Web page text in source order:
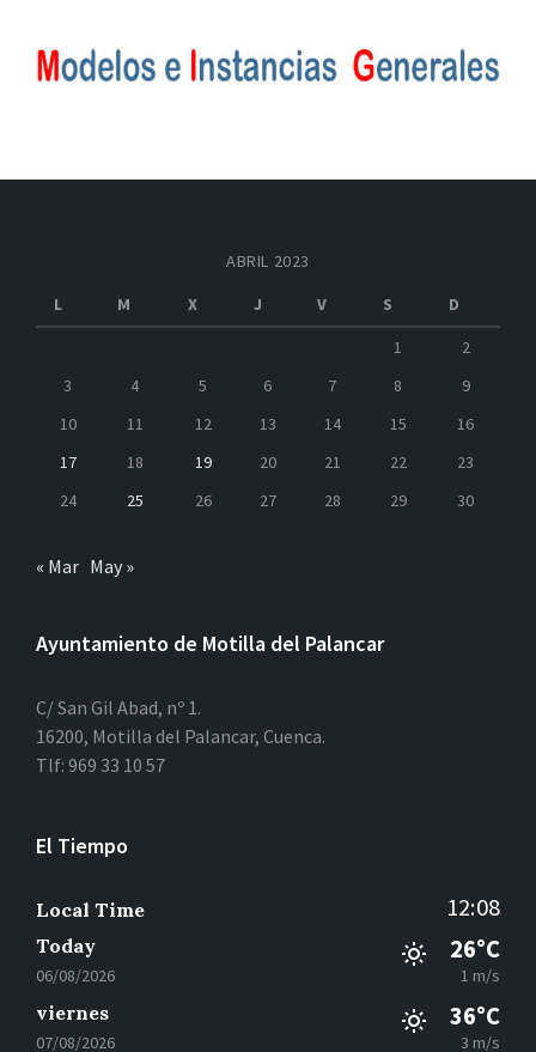
ABRIL 2023
L
M X J V S
D
1
2
3
4 5 6 7 8
9
10
11 12 13 14 15
16
17
18 19 20 21 22
23
24
25 26 27 28 29 30
« Mar May »
Ayuntamiento de Motilla del Palancar
C/ San Gil Abad, nº 1.
16200, Motilla del Palancar, Cuenca.
Tlf: 969 33 10 57
El Tiempo
Local Time 12:08
Today
06/08/2026
26°C
1 m/s
viernes
07/08/2026
36°C
3 m/s